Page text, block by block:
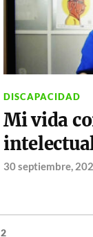
DISCAPACIDAD
Mi vida
30 septiembre,
2